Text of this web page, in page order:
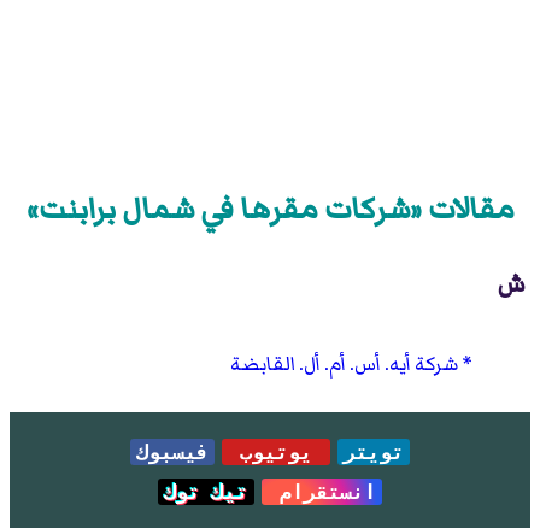
مقالات «شركات مقرها في شمال برابنت»
ش
شركة أيه. أس. أم. أل. القابضة
تويتر يوتيوب
فيسبوك
انستقرام
تيك توك